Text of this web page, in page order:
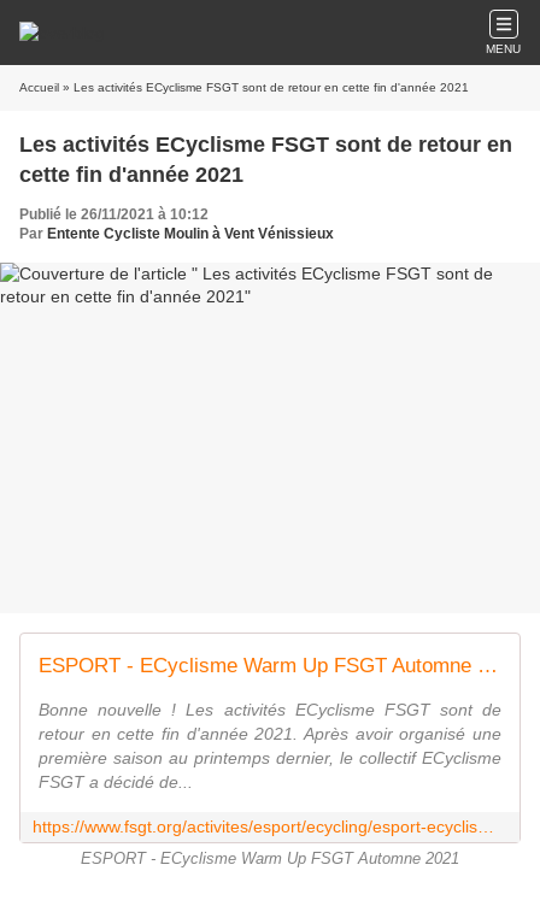
MENU
Accueil » Les activités ECyclisme FSGT sont de retour en cette fin d'année 2021
Les activités ECyclisme FSGT sont de retour en
cette fin d'année 2021
Publié le 26/11/2021 à 10:12
Par Entente Cycliste Moulin à Vent Vénissieux
ESPORT - ECyclisme Warm Up FSGT Automne 2021 - INSCRIPTIONS | FSGT
Bonne nouvelle ! Les activités ECyclisme FSGT sont de
retour en cette fin d'année 2021. Après avoir organisé une
première saison au printemps dernier, le collectif ECyclisme
FSGT a décidé de...
ESPORT - ECyclisme Warm Up FSGT Automne 2021